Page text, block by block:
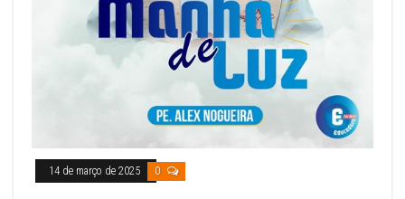
14 de março de 2025 0